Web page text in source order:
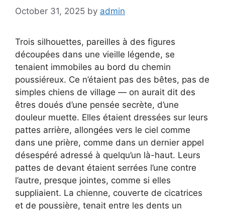
October 31, 2025 by admin
Trois silhouettes, pareilles à des figures
découpées dans une vieille légende, se
tenaient immobiles au bord du chemin
poussiéreux. Ce n’étaient pas des bêtes, pas de
simples chiens de village — on aurait dit des
êtres doués d’une pensée secrète, d’une
douleur muette. Elles étaient dressées sur leurs
pattes arrière, allongées vers le ciel comme
dans une prière, comme dans un dernier appel
désespéré adressé à quelqu’un là-haut. Leurs
pattes de devant étaient serrées l’une contre
l’autre, presque jointes, comme si elles
suppliaient. La chienne, couverte de cicatrices
et de poussière, tenait entre les dents un